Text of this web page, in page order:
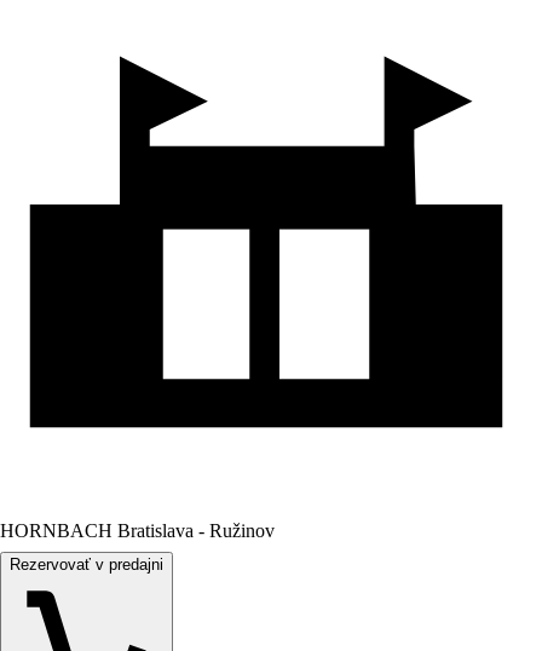
HORNBACH Bratislava - Ružinov
Rezervovať v predajni